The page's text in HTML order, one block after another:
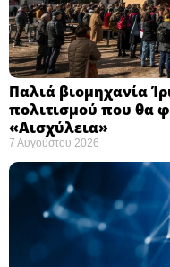
Παλιά βιομηχανία
πολιτισμού που θα
«Αισχύλεια» ​
7 Αυγούστου 2026